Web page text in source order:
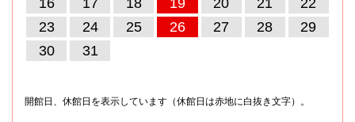
16
17 18 19 20 21
22
23
24 25 26 27 28
29
30
31
開館日、休館日を表示しています（休館日は赤地に白抜き文字）。